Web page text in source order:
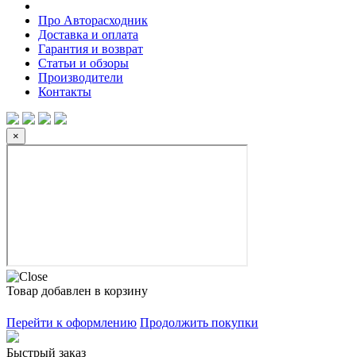
Про Авторасходник
Доставка и оплата
Гарантия и возврат
Статьи и обзоры
Производители
Контакты
×
Товар добавлен в корзину
Перейти к оформлению Продолжить покупки
Быстрый заказ